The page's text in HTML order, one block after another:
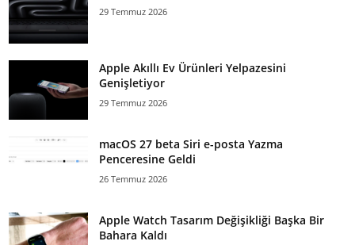
29 Temmuz 2026
Apple Akıllı Ev Ürünleri Yelpazesini
Genişletiyor
29 Temmuz 2026
macOS 27 beta Siri e-posta Yazma
Penceresine Geldi
26 Temmuz 2026
Apple Watch Tasarım Değişikliği Başka Bir
Bahara Kaldı